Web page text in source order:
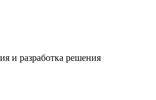
и разработка решения